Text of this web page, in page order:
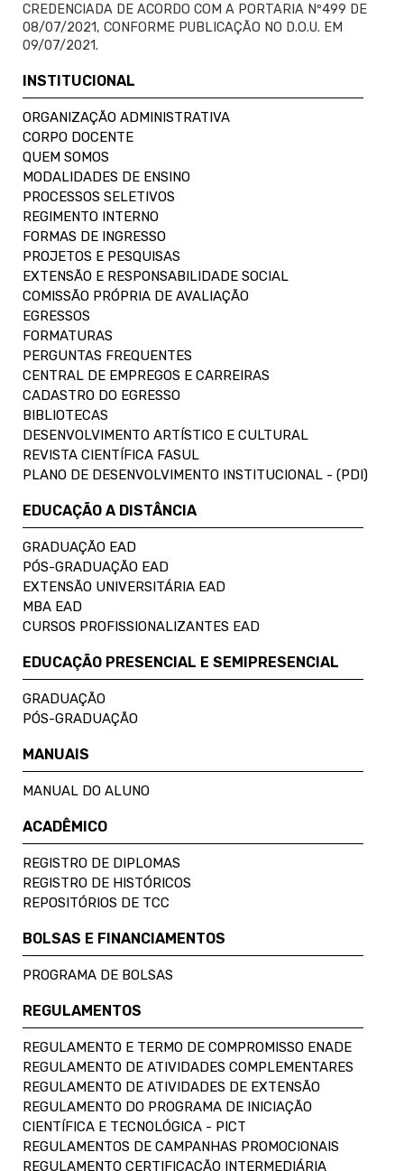
CREDENCIADA DE ACORDO COM A PORTARIA Nº499 DE
08/07/2021, CONFORME PUBLICAÇÃO NO D.O.U. EM
09/07/2021.
INSTITUCIONAL
ORGANIZAÇÃO ADMINISTRATIVA
CORPO DOCENTE
QUEM SOMOS
MODALIDADES DE ENSINO
PROCESSOS SELETIVOS
REGIMENTO INTERNO
FORMAS DE INGRESSO
PROJETOS E PESQUISAS
EXTENSÃO E RESPONSABILIDADE SOCIAL
COMISSÃO PRÓPRIA DE AVALIAÇÃO
EGRESSOS
FORMATURAS
PERGUNTAS FREQUENTES
CENTRAL DE EMPREGOS E CARREIRAS
CADASTRO DO EGRESSO
BIBLIOTECAS
DESENVOLVIMENTO ARTÍSTICO E CULTURAL
REVISTA CIENTÍFICA FASUL
PLANO DE DESENVOLVIMENTO INSTITUCIONAL - (PDI)
EDUCAÇÃO A DISTÂNCIA
GRADUAÇÃO EAD
PÓS-GRADUAÇÃO EAD
EXTENSÃO UNIVERSITÁRIA EAD
MBA EAD
CURSOS PROFISSIONALIZANTES EAD
EDUCAÇÃO PRESENCIAL E SEMIPRESENCIAL
GRADUAÇÃO
PÓS-GRADUAÇÃO
MANUAIS
MANUAL DO ALUNO
ACADÊMICO
REGISTRO DE DIPLOMAS
REGISTRO DE HISTÓRICOS
REPOSITÓRIOS DE TCC
BOLSAS E FINANCIAMENTOS
PROGRAMA DE BOLSAS
REGULAMENTOS
REGULAMENTO E TERMO DE COMPROMISSO ENADE
REGULAMENTO DE ATIVIDADES COMPLEMENTARES
REGULAMENTO DE ATIVIDADES DE EXTENSÃO
REGULAMENTO DO PROGRAMA DE INICIAÇÃO
CIENTÍFICA E TECNOLÓGICA - PICT
REGULAMENTOS DE CAMPANHAS PROMOCIONAIS
REGULAMENTO CERTIFICAÇÃO INTERMEDIÁRIA